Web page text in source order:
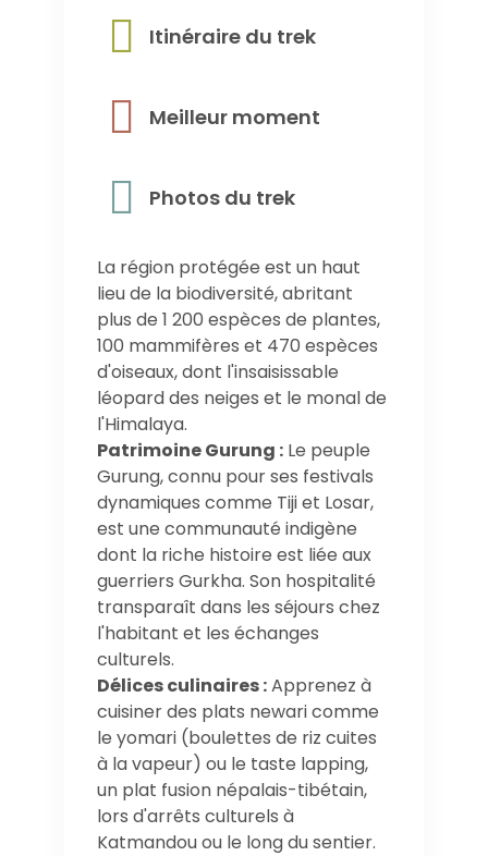
Itinéraire du trek
Meilleur moment
Photos du trek
La région protégée est un haut
lieu de la biodiversité, abritant
plus de 1 200 espèces de plantes,
100 mammifères et 470 espèces
d'oiseaux, dont l'insaisissable
léopard des neiges et le monal de
l'Himalaya.
Patrimoine Gurung : Le peuple
Gurung, connu pour ses festivals
dynamiques comme Tiji et Losar,
est une communauté indigène
dont la riche histoire est liée aux
guerriers Gurkha. Son hospitalité
transparaît dans les séjours chez
l'habitant et les échanges
culturels.
Délices culinaires :Apprenez à
cuisiner des plats newari comme
le yomari (boulettes de riz cuites
à la vapeur) ou le taste lapping,
un plat fusion népalais-tibétain,
lors d'arrêts culturels à
Katmandou ou le long du sentier.